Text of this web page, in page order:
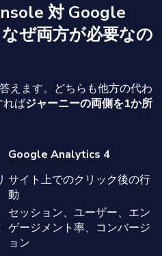
対 Google
ぜ両方が必要なの
えます。どちらも他方の代わ
ればジャーニーの両側を1か所
Google Analytics 4
サイト上でのクリック後の行
動
セッション、ユーザー、エン
ゲージメント率、コンバージ
ョン